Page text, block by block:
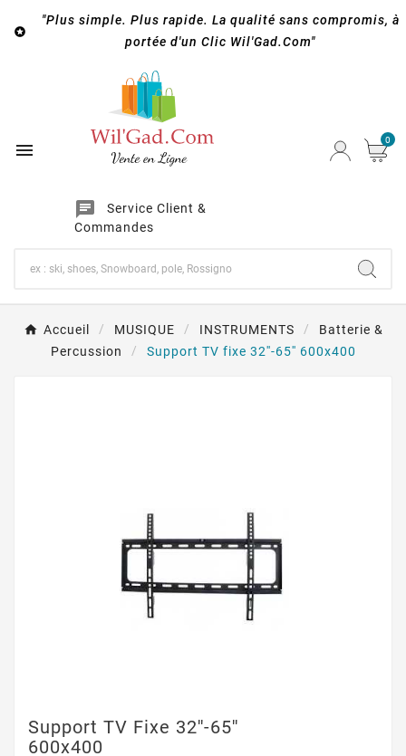

"Plus simple. Plus rapide. La qualité sans compromis, à
portée d'un Clic Wil'Gad.Com"

chat
Service Client &
Commandes
0
Accueil MUSIQUE INSTRUMENTS
Batterie &
Percussion
Support TV fixe 32''-65'' 600x400
Support TV Fixe 32''-65''
600x400